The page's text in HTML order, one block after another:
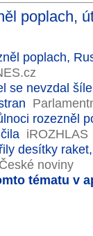
poplach,
poplach,
se nevzdal
rozezněl
iROZHLAS
desítky
České noviny
tématu v